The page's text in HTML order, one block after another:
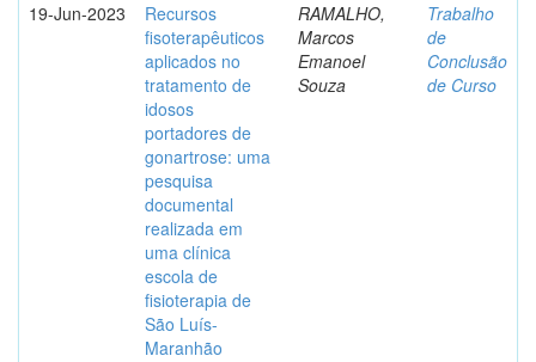
19-Jun-2023
Recursos
fisoterapêuticos
aplicados no
tratamento de
idosos
portadores de
gonartrose: uma
pesquisa
documental
realizada em
uma clínica
escola de
fisioterapia de
São Luís-
Maranhão
RAMALHO,
Marcos
Emanoel
Souza
Trabalho
de
Conclusão
de Curso